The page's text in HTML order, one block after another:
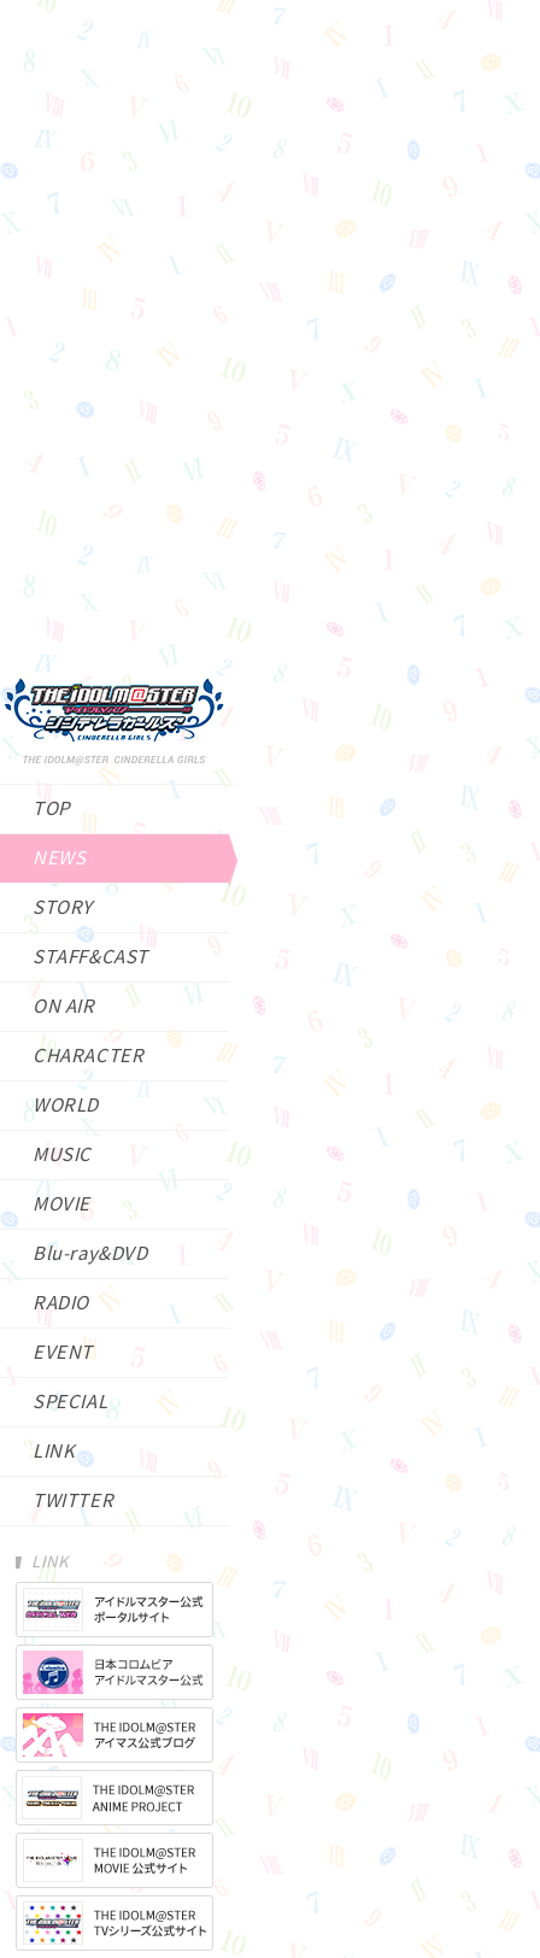
TOP
NEWS
STORY
STAFF&CAST
ON AIR
CHARACTER
WORLD
MUSIC
MOVIE
Blu-ray&DVD
RADIO
EVENT
SPECIAL
LINK
TWITTER
LINK